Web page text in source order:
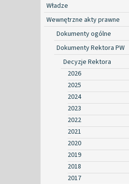
Władze
Wewnętrzne akty prawne
Dokumenty ogólne
Dokumenty Rektora PW
Decyzje Rektora
2026
2025
2024
2023
2022
2021
2020
2019
2018
2017